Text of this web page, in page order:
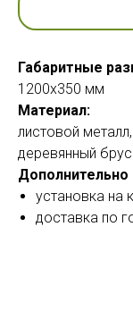
Габаритные
1200х350 мм
Материал:
листовой
деревянный
Дополнительно
установка на
доставка по